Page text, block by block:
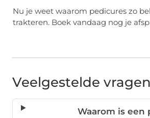
Nu je weet waarom pedicures zo
trakteren. Boek vandaag nog je
Veelgestelde vragen
Waarom is